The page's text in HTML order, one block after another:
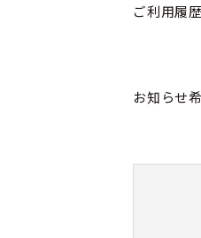
ご利用履
お知らせ